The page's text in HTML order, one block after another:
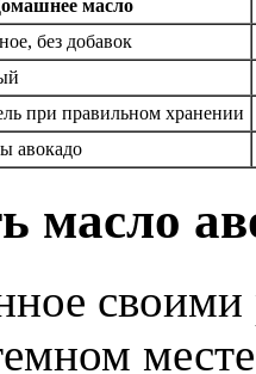
масло
без добавок
при правильном хранении
авокадо
масло